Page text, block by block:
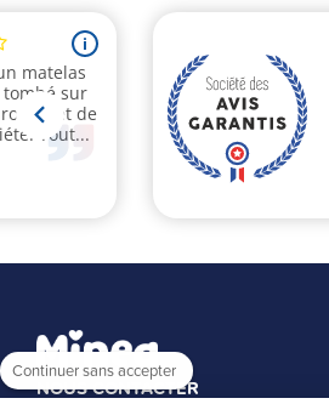
NOUS CONTACTER
Continuer sans accepter